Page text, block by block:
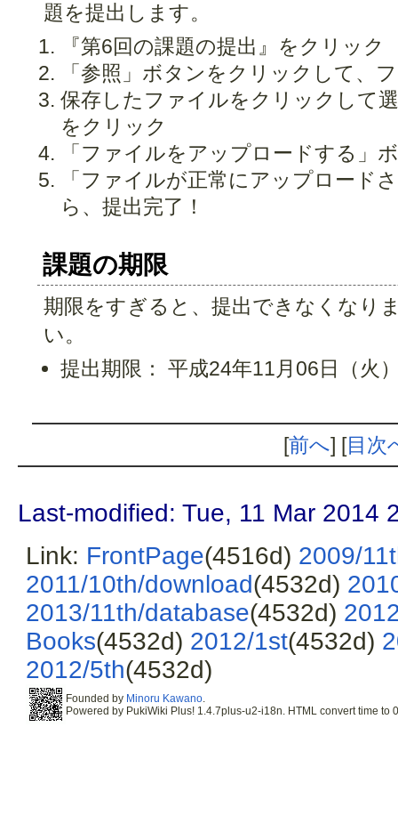
題を提出します。
『第6回の課題の提出』をクリック
「参照」ボタンをクリックして、
保存したファイルをクリックして
をクリック
「ファイルをアップロードする」
「ファイルが正常にアップロード
ら、提出完了！
課題の期限
期限をすぎると、提出できなくなり
い。
提出期限： 平成24年11月06日（火
[前へ] [目次
Last-modified: Tue, 11 Mar 2014
Link: FrontPage(4516d) 2009/
2011/10th/download(4532d)
2013/11th/database(4532d)
Books(4532d) 2012/1st(4532d)
2012/5th(4532d)
Founded by Minoru Kawano.
Powered by PukiWiki Plus! 1.4.7plus-u2-i18n. HTML convert time to